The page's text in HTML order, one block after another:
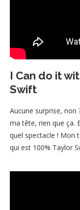
I Can do it
Swift
Aucune surprise,
ma tête, rien que ça.
quel spectacle ! Mon
qui est 100% Taylor